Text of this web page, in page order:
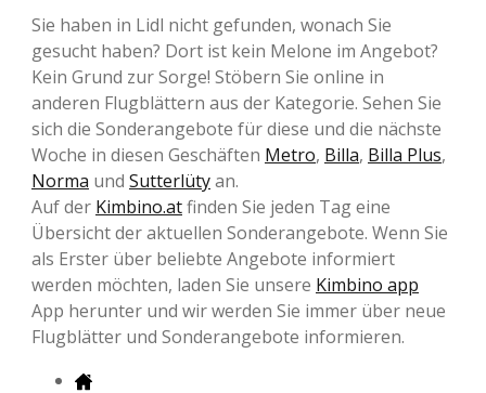
Sie haben in Lidl nicht gefunden, wonach Sie
gesucht haben? Dort ist kein Melone im Angebot?
Kein Grund zur Sorge! Stöbern Sie online in
anderen Flugblättern aus der Kategorie. Sehen Sie
sich die Sonderangebote für diese und die nächste
Woche in diesen Geschäften Metro, Billa, Billa Plus,
Norma und Sutterlütyan.
Auf der Kimbino.atfinden Sie jeden Tag eine
Übersicht der aktuellen Sonderangebote. Wenn Sie
als Erster über beliebte Angebote informiert
werden möchten, laden Sie unsere Kimbino app
App herunter und wir werden Sie immer über neue
Flugblätter und Sonderangebote informieren.